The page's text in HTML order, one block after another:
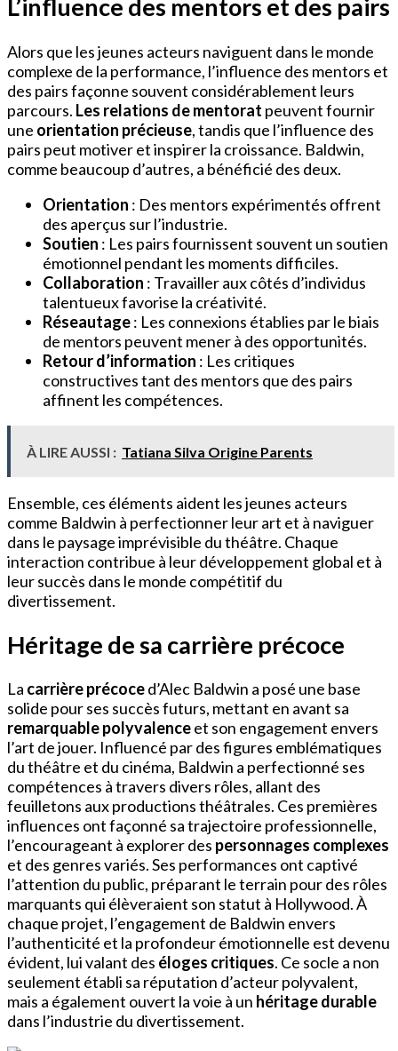
L’influence des mentors et des pairs
Alors que les jeunes acteurs naviguent dans le monde
complexe de la performance, l’influence des mentors et
des pairs façonne souvent considérablement leurs
parcours. Les relations de mentorat peuvent fournir
une orientation précieuse, tandis que l’influence des
pairs peut motiver et inspirer la croissance. Baldwin,
comme beaucoup d’autres, a bénéficié des deux.
Orientation : Des mentors expérimentés offrent
des aperçus sur l’industrie.
Soutien : Les pairs fournissent souvent un soutien
émotionnel pendant les moments difficiles.
Collaboration : Travailler aux côtés d’individus
talentueux favorise la créativité.
Réseautage: Les connexions établies par le biais
de mentors peuvent mener à des opportunités.
Retour d’information : Les critiques
constructives tant des mentors que des pairs
affinent les compétences.
À LIRE AUSSI : Tatiana Silva Origine Parents
Ensemble, ces éléments aident les jeunes acteurs
comme Baldwin à perfectionner leur art et à naviguer
dans le paysage imprévisible du théâtre. Chaque
interaction contribue à leur développement global et à
leur succès dans le monde compétitif du
divertissement.
Héritage de sa carrière précoce
La carrière précoced’Alec Baldwin a posé une base
solide pour ses succès futurs, mettant en avant sa
remarquable polyvalenceet son engagement envers
l’art de jouer. Influencé par des figures emblématiques
du théâtre et du cinéma, Baldwin a perfectionné ses
compétences à travers divers rôles, allant des
feuilletons aux productions théâtrales. Ces premières
influences ont façonné sa trajectoire professionnelle,
l’encourageant à explorer des personnages complexes
et des genres variés. Ses performances ont captivé
l’attention du public, préparant le terrain pour des rôles
marquants qui élèveraient son statut à Hollywood. À
chaque projet, l’engagement de Baldwin envers
l’authenticité et la profondeur émotionnelle est devenu
évident, lui valant des éloges critiques. Ce socle a non
seulement établi sa réputation d’acteur polyvalent,
mais a également ouvert la voie à un héritage durable
dans l’industrie du divertissement.